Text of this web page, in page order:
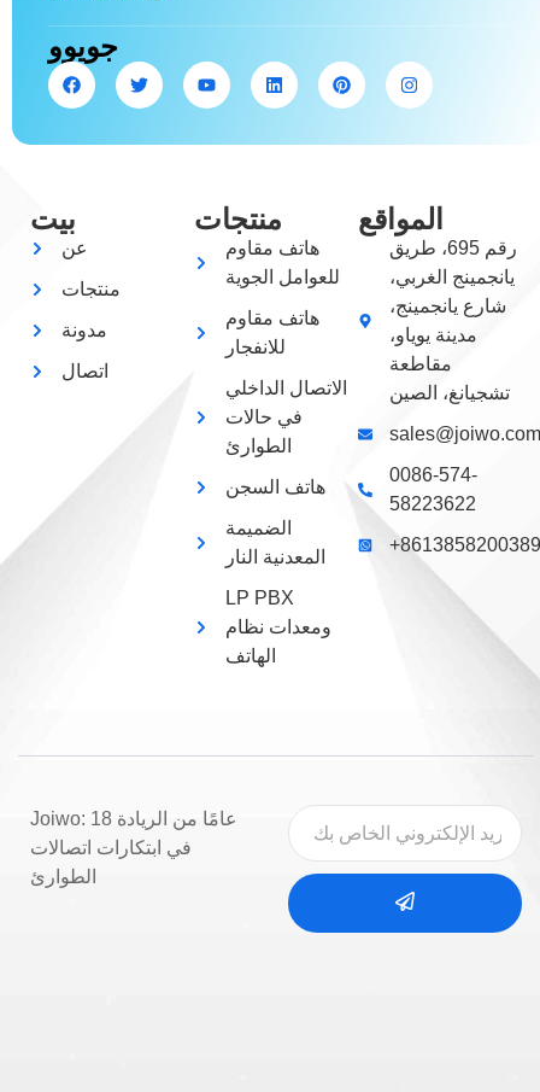
جويوو
بيت
عن
منتجات
مدونة
اتصال
منتجات
هاتف مقاوم
للعوامل الجوية
هاتف مقاوم
للانفجار
الاتصال الداخلي
في حالات
الطوارئ
هاتف السجن
الضميمة
المعدنية النار
LP PBX
ومعدات نظام
الهاتف
المواقع
رقم 695، طريق
يانجمينج الغربي،
شارع يانجمينج،
مدينة يوياو،
مقاطعة
تشجيانغ، الصين
sales@joiwo.com
0086-574-
58223622
+8613858200389
Joiwo: 18 عامًا من الريادة
في ابتكارات اتصالات